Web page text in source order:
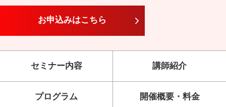
お申込みはこちら
セミナー内容 講師紹介
プログラム 開催概要・料金